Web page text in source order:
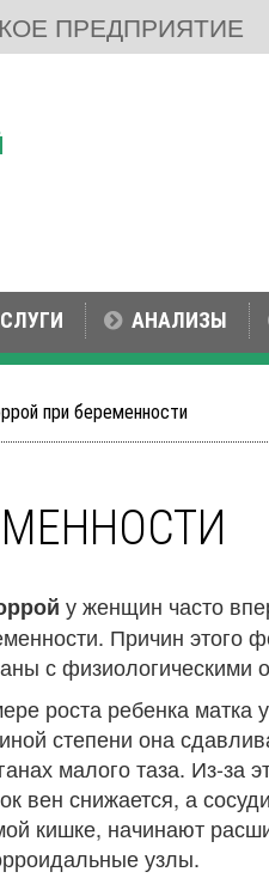
ПРЕДПРИЯТИЕ
АНАЛИЗЫ
при беременности
у женщин часто
Причин этого
с физиологическими
роста ребенка матка
степени она
малого таза. Из-за
вен снижается, а
кишке, начинают
узлы.